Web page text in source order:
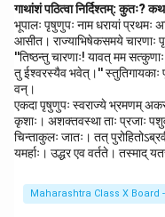
गाथांशं पठित्वा निर्दिश्तम्: कुतः?
भूपालः पृषुणुपः नाम धरायां प्रथमः
आसीत। राज्याभिषेकसमये चारणाः
''तिष्ठन्तु चारणाः! यावत् मम
तु ईश्वरस्यैव भवेत्।'' स्तुतिगायकाः
वन्।
एकदा पृषुणुपः स्वराज्ये भ्रमणम्
कृशाः। अशक्तवस्था ताः प्रजाः
चिन्ताकुलः जातः। तत्
यमर्हाः। उद्धर एव वर्तते। तस्माद्
Maharashtra Class X Board